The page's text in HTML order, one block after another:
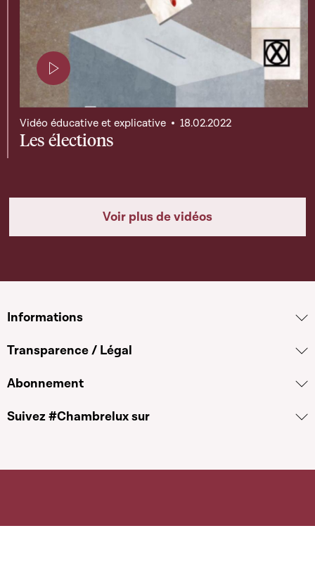
Les élections
Vidéo éducative et explicative 18.02.2022
Voir plus de vidéos
Informations
Transparence / Légal
Abonnement
Suivez #Chambrelux sur